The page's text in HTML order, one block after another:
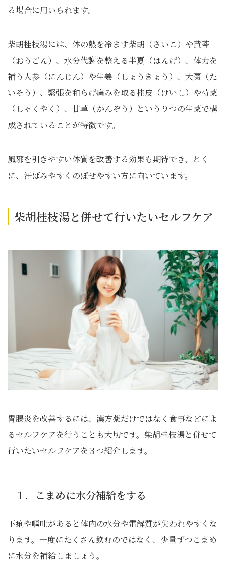
る場合に用いられます。
柴胡桂枝湯には、体の熱を冷ます柴胡（さいこ）や黄芩
（おうごん）、水分代謝を整える半夏（はんげ）、体力を
補う人参（にんじん）や生姜（しょうきょう）、大棗（た
いそう）、緊張を和らげ痛みを取る桂皮（けいし）や芍薬
（しゃくやく）、甘草（かんぞう）という９つの生薬で構
成されていることが特徴です。
風邪を引きやすい体質を改善する効果も期待でき、とく
に、汗ばみやすくのぼせやすい方に向いています。
柴胡桂枝湯と併せて行いたいセルフケア
胃腸炎を改善するには、漢方薬だけではなく食事などによ
るセルフケアを行うことも大切です。柴胡桂枝湯と併せて
行いたいセルフケアを３つ紹介します。
１．こまめに水分補給をする
下痢や嘔吐があると体内の水分や電解質が失われやすくな
ります。一度にたくさん飲むのではなく、少量ずつこまめ
に水分を補給しましょう。